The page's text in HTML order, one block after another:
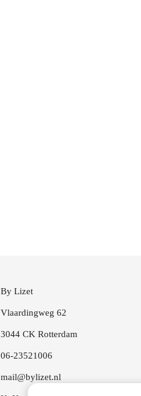
By Lizet
Vlaardingweg 62
3044 CK Rotterdam
06-23521006
mail@bylizet.nl